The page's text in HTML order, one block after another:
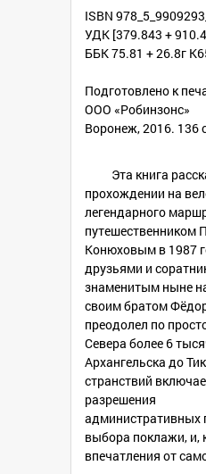
ISBN
УДК [379.843 +
ББК 75.81 + 26.8г
Подготовлено к
ООО «Робинзонс»
Воронеж, 2016. 136
Эта книга
прохождении на
легендарного
путешественником
Конюховым в 1987
друзьями и
знаменитым ныне
своим братом
преодолел по
Севера более 6
Архангельска до
странствий
разрешения
административных
выбора поклажи, и,
впечатления от